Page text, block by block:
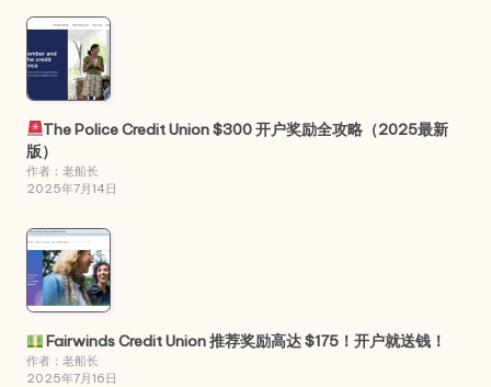
The Police Credit Union $300 开户奖励全攻略（2025最新
版）
作者：老船长
2025年7月14日
Fairwinds Credit Union 推荐奖励高达 $175！开户就送钱！
作者：老船长
2025年7月16日